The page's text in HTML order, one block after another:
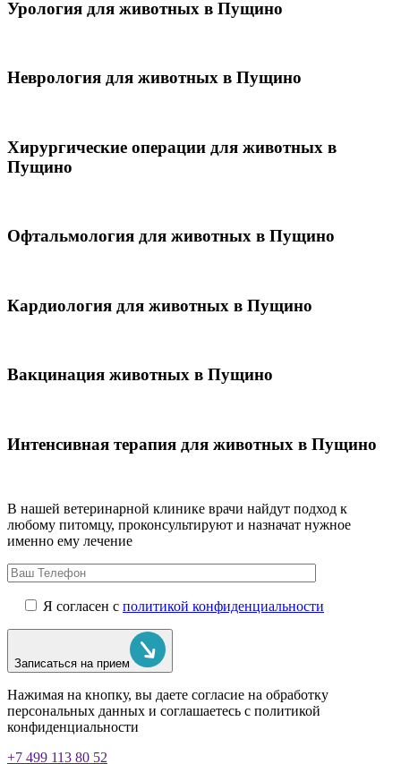
Урология для животных в Пущино
Неврология для животных в Пущино
Хирургические операции для животных в
Пущино
Офтальмология для животных в Пущино
Кардиология для животных в Пущино
Вакцинация животных в Пущино
Интенсивная терапия для животных в Пущино
В нашей ветеринарной клинике врачи найдут подход к
любому питомцу, проконсультируют и назначат нужное
именно ему лечение
Я согласен с политикой конфиденциальности
Записаться на прием
Нажимая на кнопку, вы даете согласие на обработку
персональных данных и соглашаетесь c политикой
конфиденциальности
+7 499 113 80 52